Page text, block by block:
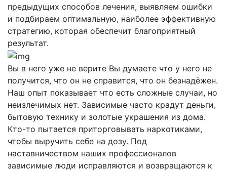
предыдущих способов лечения, выявляем ошибки
и подбираем оптимальную, наиболее эффективную
стратегию, которая обеспечит благоприятный
результат.
Вы в него уже не верите Вы думаете что у него не
получится, что он не справится, что он безнадёжен.
Наш опыт показывает что есть сложные случаи, но
неизлечимых нет. Зависимые часто крадут деньги,
бытовую технику и золотые украшения из дома.
Кто-то пытается приторговывать наркотиками,
чтобы выручить себе на дозу. Под
наставничеством наших профессионалов
зависимые люди исправляются и возвращаются к